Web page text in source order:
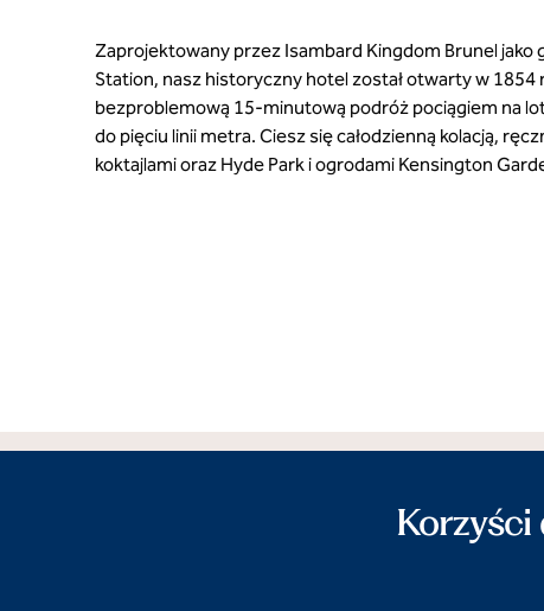
Zaprojektowany przez Isambard Kingdom Brunel jako
Station, nasz historyczny hotel został otwarty w 1854
bezproblemową 15-minutową podróż pociągiem na
do pięciu linii metra. Ciesz się całodzienną kolacją,
koktajlami oraz Hyde Park i ogrodami Kensington